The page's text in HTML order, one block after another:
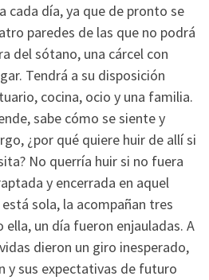
cada día, ya que de pronto se
paredes de las que no podrá
del sótano, una cárcel con
Tendrá a su disposición
cocina, ocio y una familia.
sabe cómo se siente y
¿por qué quiere huir de allí si
No querría huir si no fuera
y encerrada en aquel
sola, la acompañan tres
ella, un día fueron enjauladas. A
dieron un giro inesperado,
y sus expectativas de futuro